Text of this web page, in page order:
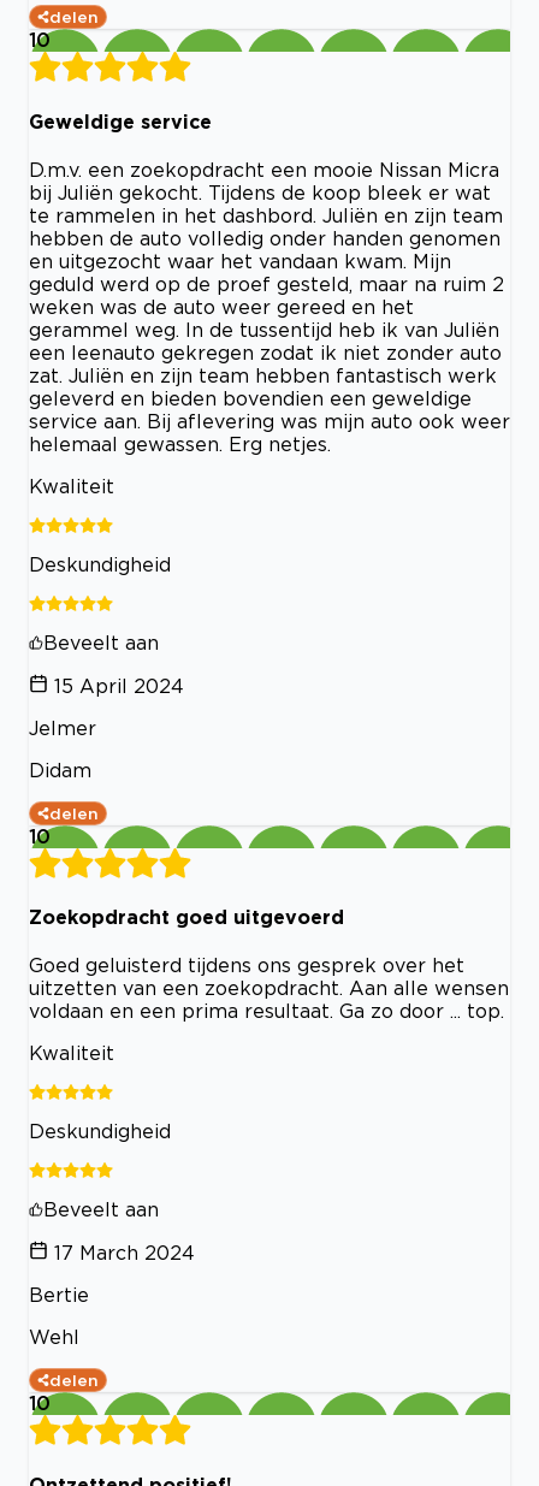
delen
10
Geweldige service
D.m.v. een zoekopdracht een mooie Nissan Micra
bij Juliën gekocht. Tijdens de koop bleek er wat
te rammelen in het dashbord. Juliën en zijn team
hebben de auto volledig onder handen genomen
en uitgezocht waar het vandaan kwam. Mijn
geduld werd op de proef gesteld, maar na ruim 2
weken was de auto weer gereed en het
gerammel weg. In de tussentijd heb ik van Juliën
een leenauto gekregen zodat ik niet zonder auto
zat. Juliën en zijn team hebben fantastisch werk
geleverd en bieden bovendien een geweldige
service aan. Bij aflevering was mijn auto ook weer
helemaal gewassen. Erg netjes.
Kwaliteit
Deskundigheid
Beveelt aan
15 April 2024
Jelmer
Didam
delen
10
Zoekopdracht goed uitgevoerd
Goed geluisterd tijdens ons gesprek over het
uitzetten van een zoekopdracht. Aan alle wensen
voldaan en een prima resultaat. Ga zo door ... top.
Kwaliteit
Deskundigheid
Beveelt aan
17 March 2024
Bertie
Wehl
delen
10